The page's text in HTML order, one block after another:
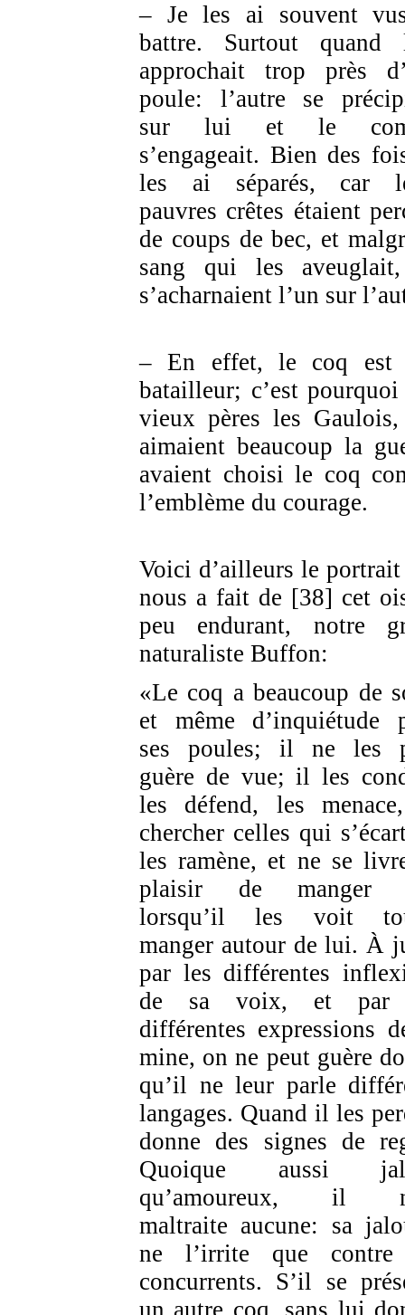
– Je les ai souvent
battre. Surtout quand
approchait trop près
poule: l’autre se
sur lui et le
s’engageait. Bien des
les ai séparés, car
pauvres crêtes étaient
de coups de bec, et
sang qui les
s’acharnaient l’un sur
– En effet, le coq est
batailleur; c’est
vieux pères les
aimaient beaucoup la
avaient choisi le coq
l’emblème du courage.
Voici d’ailleurs le portrait
nous a fait de [38] cet
peu endurant, notre
naturaliste Buffon:
«Le coq a beaucoup de
et même d’inquiétude
ses poules; il ne les
guère de vue; il les
les défend, les
chercher celles qui
les ramène, et ne se
plaisir de manger
lorsqu’il les voit
manger autour de lui. À
par les différentes
de sa voix, et par
différentes expressions
mine, on ne peut guère
qu’il ne leur parle
langages. Quand il les
donne des signes de
Quoique aussi
qu’amoureux, il
maltraite aucune: sa
ne l’irrite que
concurrents. S’il se
un autre coq, sans lui